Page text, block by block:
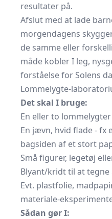
resultater på.
Afslut med at lade
morgendagens
de samme eller
måde kobler I leg,
forståelse for Solens
Lommelygte-
Det skal I bruge:
En eller to lommelygter
En jævn, hvid flade - fx
bagsiden af et stort
Små figurer, legetøj
Blyant/kridt til at tegne
Evt. plastfolie,
materiale-
Sådan gør I: